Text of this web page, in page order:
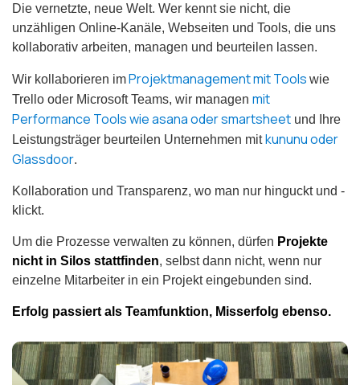
Die vernetzte, neue Welt. Wer kennt sie nicht, die
unzähligen Online-Kanäle, Webseiten und Tools, die uns
kollaborativ arbeiten, managen und beurteilen lassen.
Wir kollaborieren imProjektmanagement mit Tools wie
Trello oder Microsoft Teams, wir managen mit
Performance Tools wie asana oder smartsheet und Ihre
Leistungsträger beurteilen Unternehmen mitkununu oder
Glassdoor.
Kollaboration und Transparenz, wo man nur hinguckt und -
klickt.
Um die Prozesse verwalten zu können, dürfen Projekte
nicht in Silos stattfinden, selbst dann nicht, wenn nur
einzelne Mitarbeiter in ein Projekt eingebunden sind.
Erfolg passiert als Teamfunktion, Misserfolg ebenso.